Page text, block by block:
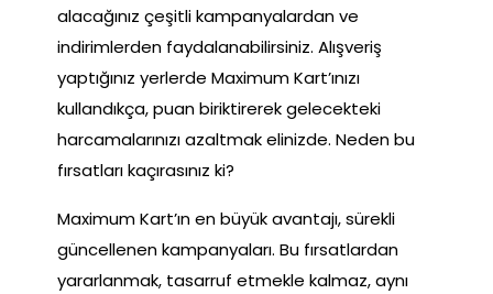
alacağınız çeşitli kampanyalardan ve
indirimlerden faydalanabilirsiniz. Alışveriş
yaptığınız yerlerde Maximum Kart’ınızı
kullandıkça, puan biriktirerek gelecekteki
harcamalarınızı azaltmak elinizde. Neden bu
fırsatları kaçırasınız ki?
Maximum Kart’ın en büyük avantajı, sürekli
güncellenen kampanyaları. Bu fırsatlardan
yararlanmak, tasarruf etmekle kalmaz, aynı